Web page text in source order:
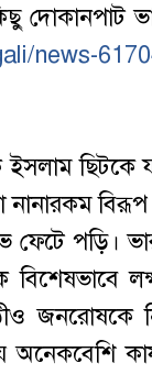
দোকানপাট
news-
ছিটকে
পড়ি।
যে